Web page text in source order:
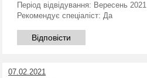
Період відвідування: Вересень 2021
Рекомендує спеціаліст: Да
Відповісти
07.02.2021